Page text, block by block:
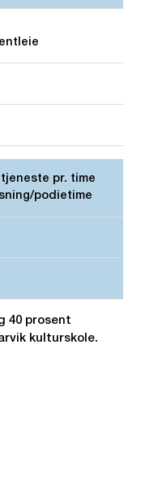
pr. time
podietime
40 prosent
kulturskole.